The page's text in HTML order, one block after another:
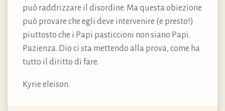
può raddrizzare il disordine. Ma questa obiezione
può provare che egli deve intervenire (e presto!)
piuttosto che i Papi pasticcioni non siano Papi.
Pazienza. Dio ci sta mettendo alla prova, come ha
tutto il diritto di fare.
Kyrie eleison.